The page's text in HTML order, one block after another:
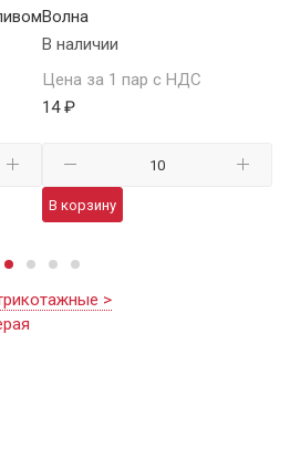
Волна
В наличии
Цена за 1 пар с НДС
14 ₽
В корзину
>